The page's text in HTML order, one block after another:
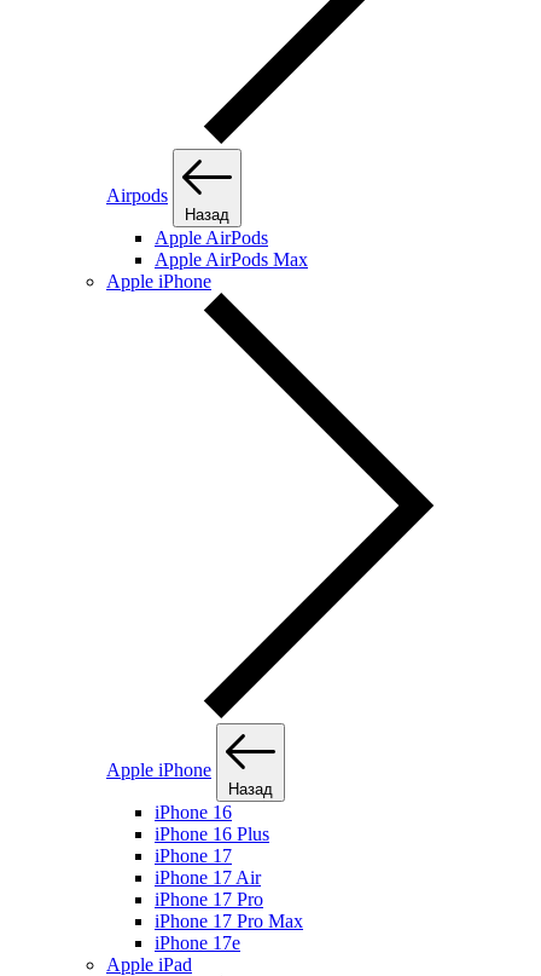
Airpods
Назад
Apple AirPods
Apple AirPods Max
Apple iPhone
Apple iPhone
Назад
iPhone 16
iPhone 16 Plus
iPhone 17
iPhone 17 Air
iPhone 17 Pro
iPhone 17 Pro Max
iPhone 17e
Apple iPad